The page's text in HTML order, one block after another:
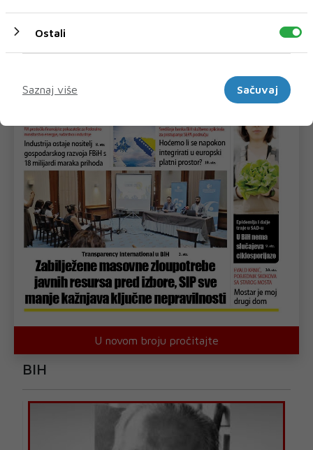
U novom broju pročitajte
BIH
Ostali
Saznaj više
Sačuvaj